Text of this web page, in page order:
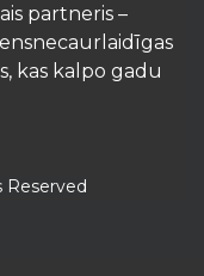
partneris –
kas kalpo gadu